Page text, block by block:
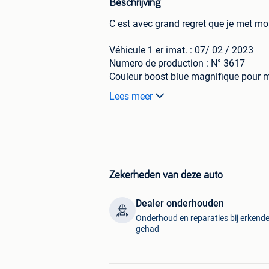
Beschrijving
C est avec grand regret que je met
Véhicule 1 er imat. : 07/ 02 / 2023
Numero de production : N° 3617
Couleur boost blue magnifique pour
Option : Pack lumineux intérieur +
ainsi et le mode valve off ( la valve
secondes .
suivi et grand passionné de la
véhicule réalisé en décembre 2025
Toit en covering noir brillant.
Lees meer
Zekerheden van deze auto
Dealer onderhouden
Onderhoud en reparaties bij
gehad